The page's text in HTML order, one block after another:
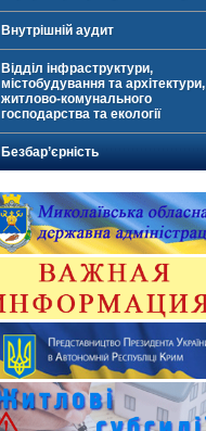
Внутрішній аудит
Відділ інфраструктури,
містобудування та архітектури,
житлово-комунального
господарства та екології
Безбар’єрність